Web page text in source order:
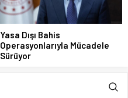
Yasa Dışı Bahis
Operasyonlarıyla Mücadele
Sürüyor